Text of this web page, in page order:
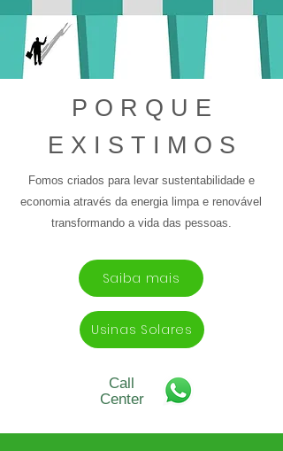
Fomos criados para levar sustentabilidade e
economia através da energia limpa e renovável
transformando a vida das pessoas.
Usinas Solares
Saiba mais
Call
Center
P O R Q U E
E X I S T I M O S